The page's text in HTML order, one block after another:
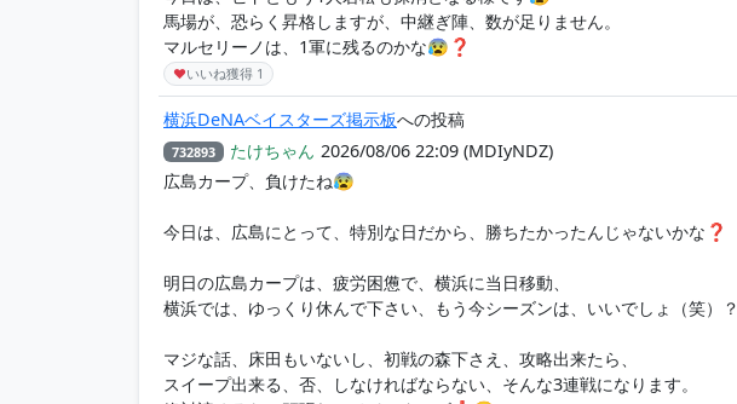
馬場が、恐らく昇格しますが、中継ぎ陣、数が足りません。
マルセリーノは、1軍に残るのかな😰❓
♥いいね獲得 1
横浜DeNAベイスターズ掲示板への投稿
732893 たけちゃん 2026/08/06 22:09 (MDIyNDZ)
広島カープ、負けたね😰
今日は、広島にとって、特別な日だから、勝ちたかったんじゃないかな❓
明日の広島カープは、疲労困憊で、横浜に当日移動、
横浜では、ゆっくり休んで下さい、もう今シーズンは、いいでしょ（笑）？
マジな話、床田もいないし、初戦の森下さえ、攻略出来たら、
スイープ出来る、否、しなければならない、そんな3連戦になります。